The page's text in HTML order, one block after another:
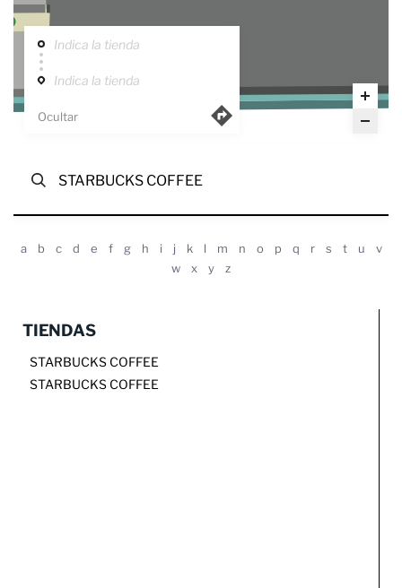
Indica la tienda
Indica la tienda
Ocultar
a b c d e f g h i j k l m n o p q r s t u
v
w
x y z
TIENDAS
STARBUCKS COFFEE
STARBUCKS COFFEE